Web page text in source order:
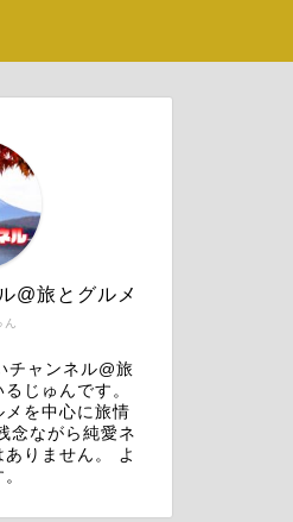
@旅とグルメ
チャンネル@旅
じゅんです。
メを中心に旅情
念ながら純愛ネ
りません。 よ